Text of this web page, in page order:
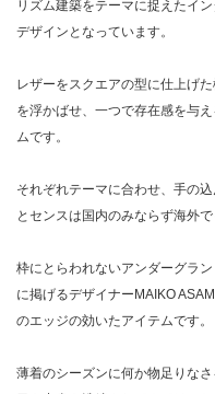
リズム建築をテーマに捉えたイ
デザインとなっています。
レザーをスクエアの型に仕上げ
を浮かばせ、一つで存在感を与
ムです。
それぞれテーマに合わせ、手の
とセンスは国内のみならず海外
枠にとらわれないアンダーグラ
に掲げるデザイナーMAIKO
のエッジの効いたアイテムです。
薄着のシーズンに何か物足りな